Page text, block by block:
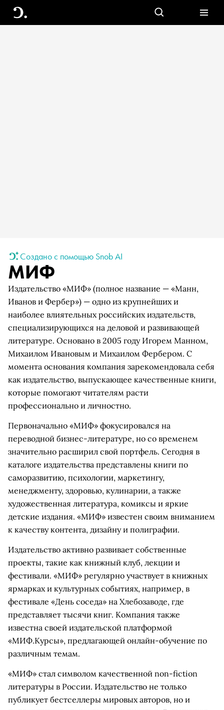
Создано с помощью Snob AI
МИФ
Издательство «МИФ» (полное название — «Манн,
Иванов и Фербер») — одно из крупнейших и
наиболее влиятельных российских издательств,
специализирующихся на деловой и развивающей
литературе. Основано в 2005 году Игорем Манном,
Михаилом Ивановым и Михаилом Фербером. С
момента основания компания зарекомендовала себя
как издательство, выпускающее качественные книги,
которые помогают читателям расти
профессионально и личностно.
Первоначально «МИФ» фокусировался на
переводной бизнес-литературе, но со временем
значительно расширил свой портфель. Сегодня в
каталоге издательства представлены книги по
саморазвитию, психологии, маркетингу,
менеджменту, здоровью, кулинарии, а также
художественная литература, комиксы и яркие
детские издания. «МИФ» известен своим вниманием
к качеству контента, дизайну и полиграфии.
Издательство активно развивает собственные
проекты, такие как книжный клуб, лекции и
фестивали. «МИФ» регулярно участвует в книжных
ярмарках и культурных событиях, например, в
фестивале «День соседа» на Хлебозаводе, где
представляет тысячи книг. Компания также
известна своей издательской платформой
«МИФ.Курсы», предлагающей онлайн-обучение по
различным темам.
«МИФ» стал символом качественной non-fiction
литературы в России. Издательство не только
публикует бестселлеры мировых авторов, но и